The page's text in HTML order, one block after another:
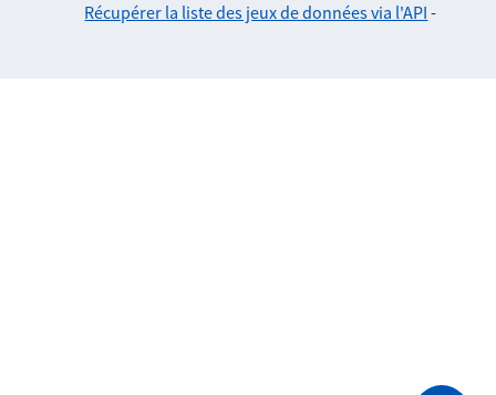
Récupérer la liste des jeux de données via l'API -